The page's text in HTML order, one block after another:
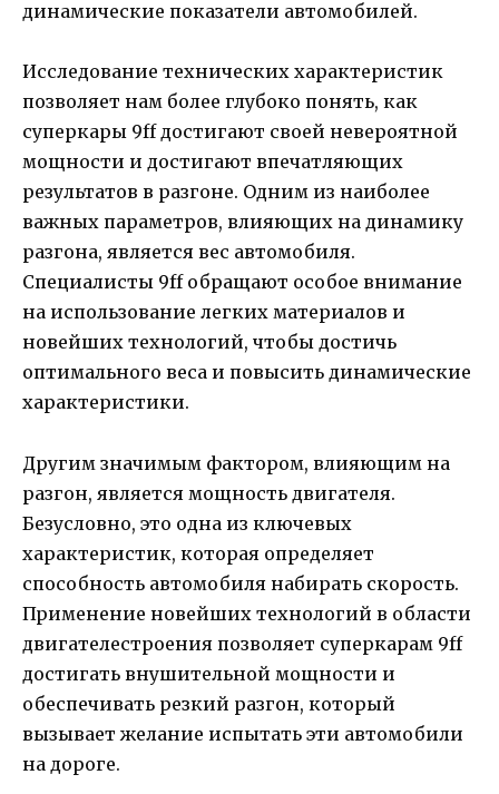
динамические показатели автомобилей.
Исследование технических характеристик
позволяет нам более глубоко понять, как
суперкары 9ff достигают своей невероятной
мощности и достигают впечатляющих
результатов в разгоне. Одним из наиболее
важных параметров, влияющих на динамику
разгона, является вес автомобиля.
Специалисты 9ff обращают особое внимание
на использование легких материалов и
новейших технологий, чтобы достичь
оптимального веса и повысить динамические
характеристики.
Другим значимым фактором, влияющим на
разгон, является мощность двигателя.
Безусловно, это одна из ключевых
характеристик, которая определяет
способность автомобиля набирать скорость.
Применение новейших технологий в области
двигателестроения позволяет суперкарам 9ff
достигать внушительной мощности и
обеспечивать резкий разгон, который
вызывает желание испытать эти автомобили
на дороге.